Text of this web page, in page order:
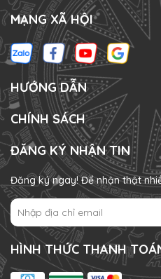
MẠNG XÃ HỘI
HƯỚNG DẪN
CHÍNH SÁCH
ĐĂNG KÝ NHẬN TIN
Đăng ký ngay! Để nhận thật
HÌNH THỨC THANH